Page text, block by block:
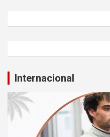
Internacional